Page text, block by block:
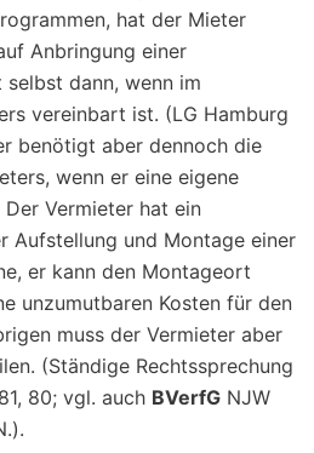
hat der Mieter
Anbringung einer
selbst dann, wenn im
vereinbart ist. (LG Hamburg
benötigt aber dennoch die
wenn er eine eigene
Vermieter hat ein
Aufstellung und Montage einer
er kann den Montageort
unzumutbaren Kosten für den
muss der Vermieter aber
(Ständige Rechtssprechung
80; vgl. auch BVerfG NJW